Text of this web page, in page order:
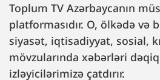
Toplum TV Azərbaycanın
platformasıdır. O, ölkədə və
siyasət, iqtisadiyyat, sosial,
mövzularında xəbərləri
izləyicilərimizə çatdırır.